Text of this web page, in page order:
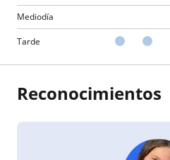
Mediodía
Tarde
Reconocimientos